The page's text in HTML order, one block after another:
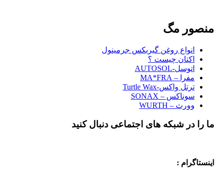
منصور مگ
انواع روغن گیربکس جرمینول
اکتان چیست ؟
اتوسل-AUTOSOL
مفرا – MA*FRA
ترتل واکس-Turtle Wax
سوناکس – SONAX
وورث – WURTH
ما را در شبکه های اجتماعی دنبال کنید
اینستاگرام :